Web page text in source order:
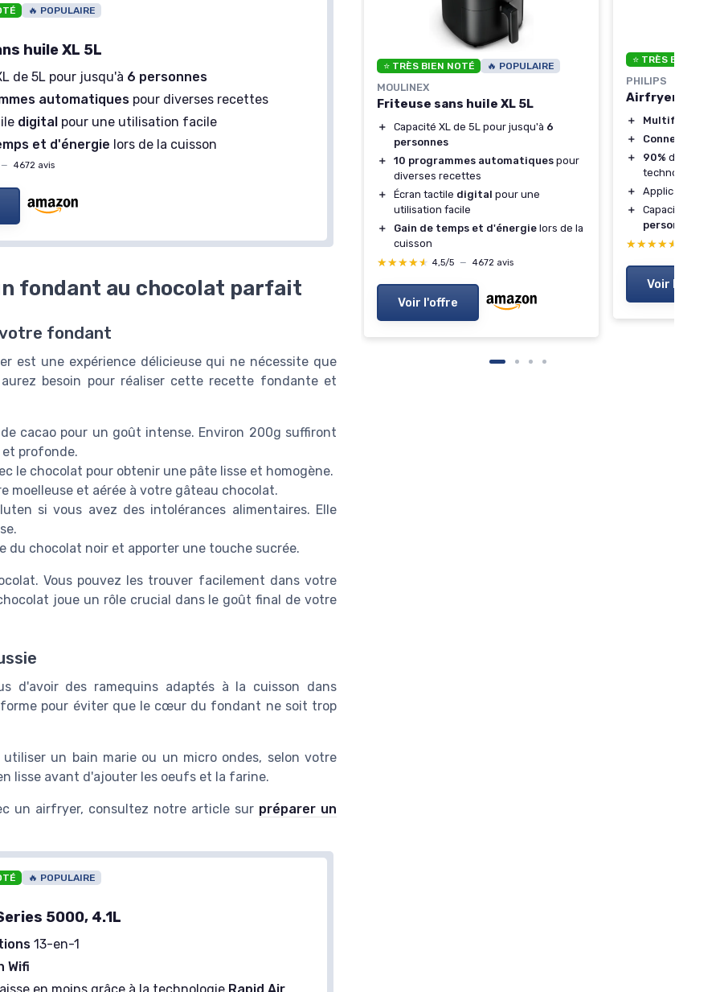
🔥 POPULAIRE
huile XL 5L
de 5L pour jusqu'à 6 personnes
automatiques pour diverses recettes
digital pour une utilisation facile
et d'énergie lors de la cuisson
— 4672 avis
fondant au chocolat parfait
fondant
est une expérience délicieuse qui ne nécessite que
besoin pour réaliser cette recette fondante et
cacao pour un goût intense. Environ 200g suffiront
profonde.
le chocolat pour obtenir une pâte lisse et homogène.
moelleuse et aérée à votre gâteau chocolat.
si vous avez des intolérances alimentaires. Elle
du chocolat noir et apporter une touche sucrée.
Vous pouvez les trouver facilement dans votre
joue un rôle crucial dans le goût final de votre
d'avoir des ramequins adaptés à la cuisson dans
pour éviter que le cœur du fondant ne soit trop
un bain marie ou un micro ondes, selon votre
lisse avant d'ajouter les oeufs et la farine.
un airfryer, consultez notre article sur préparer un
🔥 POPULAIRE
5000, 4.1L
13-en-1
Wifi
- 4
et micro-ondes
＋
Dimensions : 19 x 12 x 7 cm
＋
＋ Facile à nettoyer
★★★★★
★★★★★ 4,3/5 —
⭐ TRÈS BIEN NOTÉ 🔥 POPULAIRE
MOULINEX
Friteuse sans huile XL 5L
＋ Capacité XL de 5L pour jusqu'à 6
personnes
＋
10 programmes automatiques pour
diverses recettes
＋
Écran tactile digital pour une
utilisation facile
＋
Gain de temps et d'énergie lors de la
cuisson
★★★★★
★★★★★ 4,5/5 — 4672 avis
Voir l'offre
⭐ TRÈS BIEN
PHILIPS
Airfryer L
＋
＋
Connexion Wifi
＋
90% de
technologie
＋
Application
＋
Capacité de
personnes
★★★★★
★★★★★
Voir l'offre